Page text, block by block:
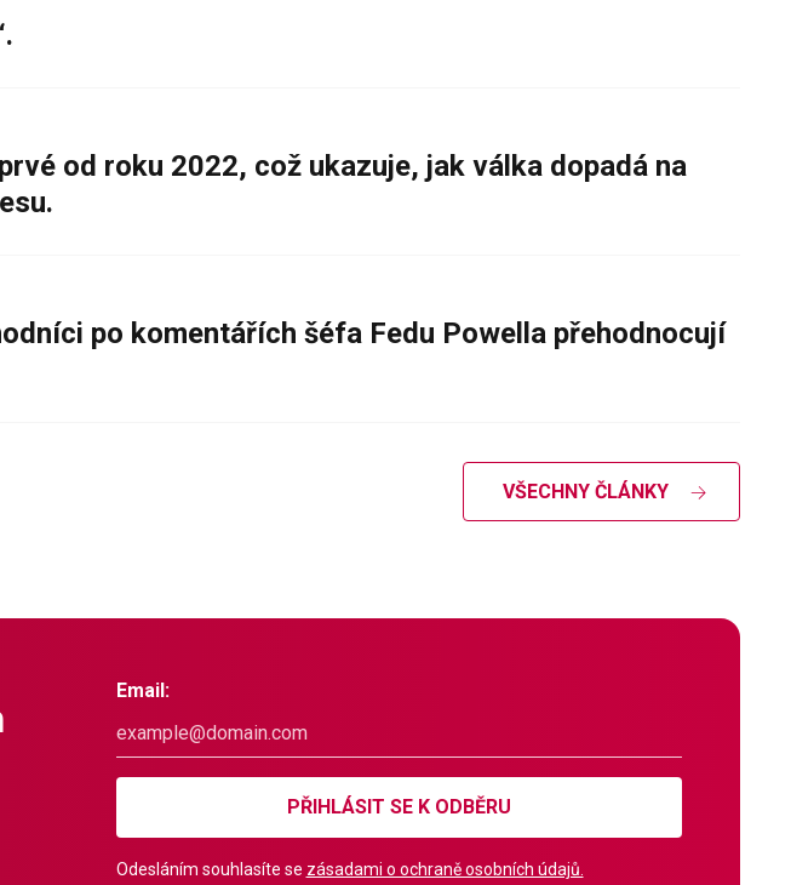
od roku 2022, což ukazuje, jak válka dopadá na
po komentářích šéfa Fedu Powella přehodnocují
VŠECHNY ČLÁNKY
Email:
PŘIHLÁSIT SE K ODBĚRU
Odesláním souhlasíte se zásadami o ochraně osobních údajů.